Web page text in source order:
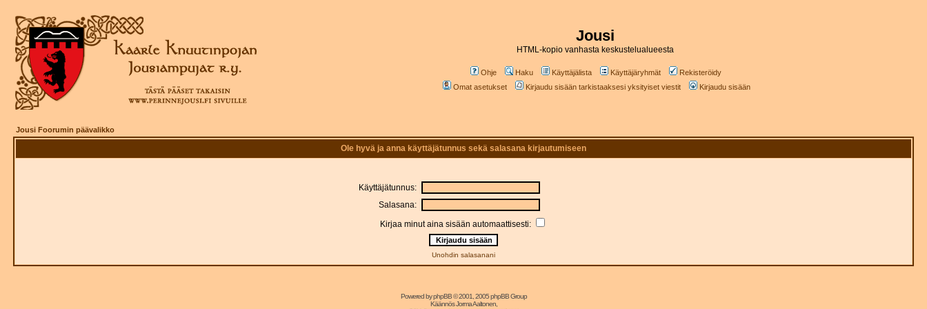
Jousi
HTML-kopio vanhasta keskustelualueesta
Ohje Haku Käyttäjälista Käyttäjäryhmät
Rekisteröidy
Omat asetukset
Kirjaudu sisään tarkistaaksesi yksityiset viestit Kirjaudu sisään
Jousi Foorumin päävalikko
Ole hyvä ja anna käyttäjätunnus sekä salasana kirjautumiseen
Käyttäjätunnus:
Salasana:
Kirjaa minut aina sisään automaattisesti:
Unohdin salasanani
Powered byphpBB© 2001, 2005 phpBB Group
Käännös Jorma Aaltonen,